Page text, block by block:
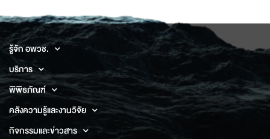
รู้จัก อพวช.
บริการ
พิพิธภัณฑ์
คลังความรู้และงานวิจัย
กิจกรรมและข่าวสาร